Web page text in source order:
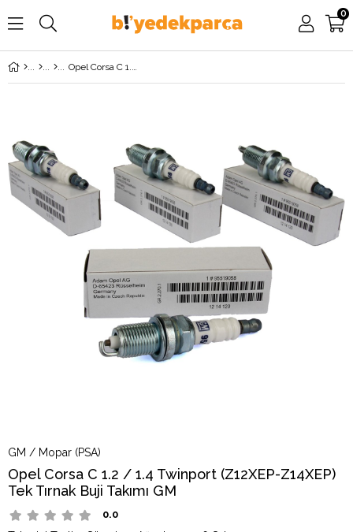
0
Opel Corsa C 1.2 / 1.4 Twinport (Z12XEP-Z14XEP) Tek Tırnak Buji Takımı GM
GM / Mopar (PSA)
Opel Corsa C 1.2 / 1.4 Twinport (Z12XEP-Z14XEP)
Tek Tırnak Buji Takımı GM
0.0